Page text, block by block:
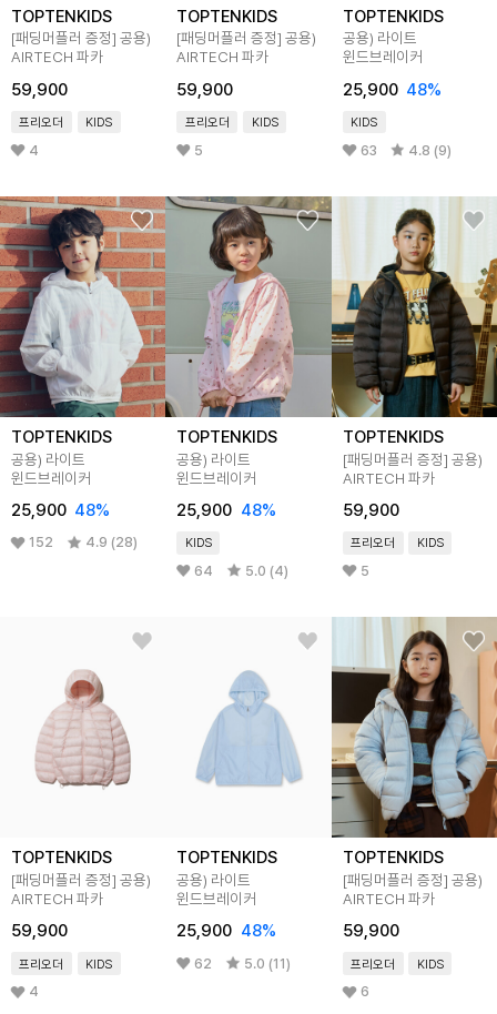
TOPTENKIDS
[패딩머플러 증정] 공용)
AIRTECH 파카
59,900
프리오더 KIDS
4
TOPTENKIDS
[패딩머플러 증정] 공용)
AIRTECH 파카
59,900
프리오더 KIDS
5
TOPTENKIDS
공용) 라이트
윈드브레이커
25,900 48%
KIDS
63 4.8 (9)
TOPTENKIDS
공용) 라이트
윈드브레이커
25,900 48%
152 4.9 (28)
TOPTENKIDS
공용) 라이트
윈드브레이커
25,900 48%
KIDS
64 5.0 (4)
TOPTENKIDS
[패딩머플러 증정] 공용)
AIRTECH 파카
59,900
프리오더 KIDS
5
TOPTENKIDS
[패딩머플러 증정] 공용)
AIRTECH 파카
59,900
프리오더 KIDS
4
TOPTENKIDS
공용) 라이트
윈드브레이커
25,900 48%
62 5.0 (11)
TOPTENKIDS
[패딩머플러 증정] 공용)
AIRTECH 파카
59,900
프리오더 KIDS
6